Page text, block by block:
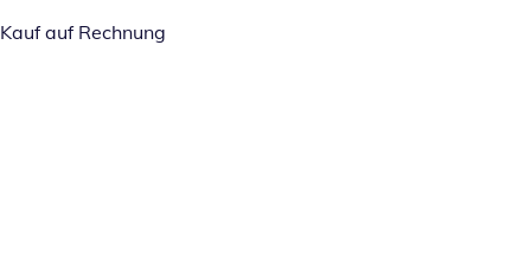
Kauf auf Rechnung